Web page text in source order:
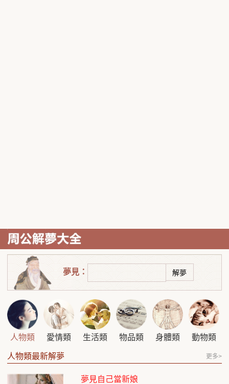
夢見：
人物類 愛情類 生活類 物品類 身體類 動物類
更多>
人物類最新解夢
夢見自己當新娘